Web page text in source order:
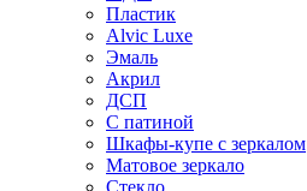
Пластик
Alvic Luxe
Эмаль
Акрил
ДСП
С патиной
Шкафы-купе с зеркалом
Матовое зеркало
Стекло